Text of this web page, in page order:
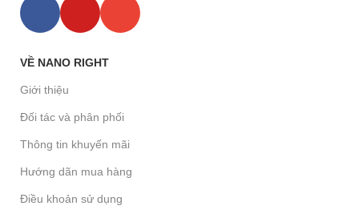
VỀ NANO RIGHT
Giới thiệu
Đối tác và phân phối
Thông tin khuyến mãi
Hướng dãn mua hàng
Điều khoản sử dụng